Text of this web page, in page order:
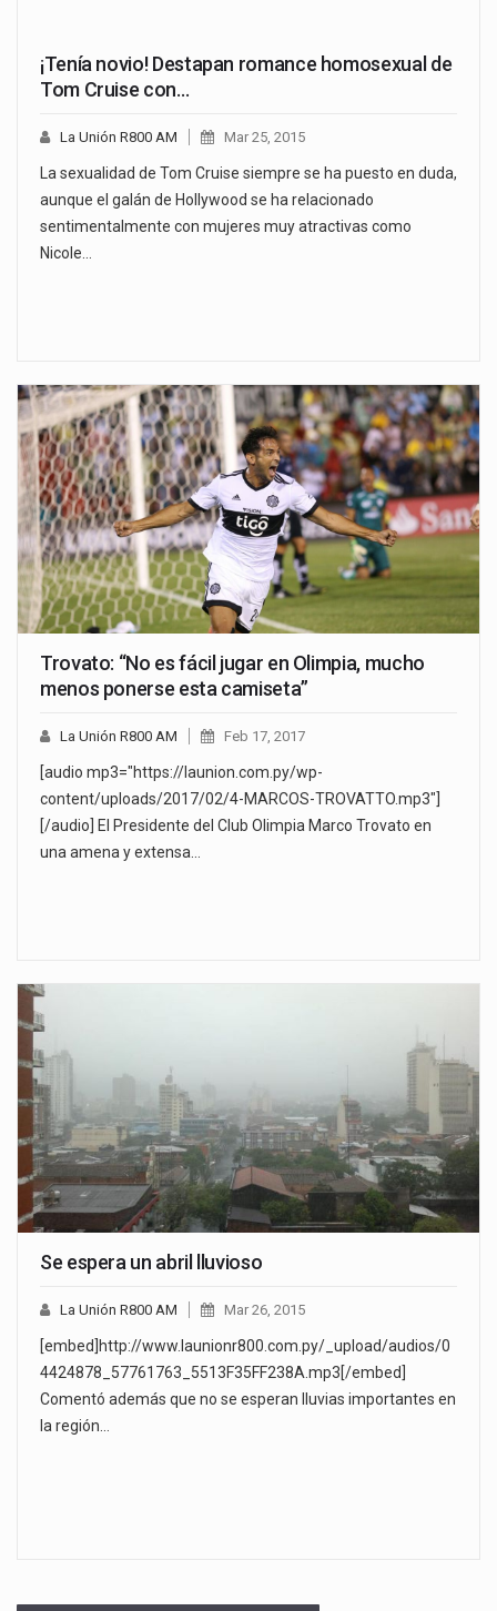
¡Tenía novio! Destapan romance homosexual de
Tom Cruise con…
La Unión R800 AM Mar 25, 2015
La sexualidad de Tom Cruise siempre se ha puesto en duda,
aunque el galán de Hollywood se ha relacionado
sentimentalmente con mujeres muy atractivas como
Nicole…
Trovato: “No es fácil jugar en Olimpia, mucho
menos ponerse esta camiseta”
La Unión R800 AM Feb 17, 2017
[audio mp3="https://launion.com.py/wp-
content/uploads/2017/02/4-MARCOS-TROVATTO.mp3"]
[/audio] El Presidente del Club Olimpia Marco Trovato en
una amena y extensa…
Se espera un abril lluvioso
La Unión R800 AM Mar 26, 2015
[embed]http://www.launionr800.com.py/_upload/audios/0
4424878_57761763_5513F35FF238A.mp3[/embed]
Comentó además que no se esperan lluvias importantes en
la región…